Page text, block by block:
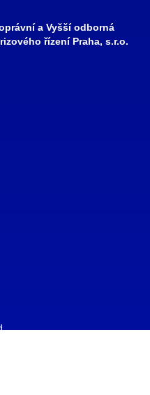
a Vyšší odborná
řízení Praha, s.r.o.